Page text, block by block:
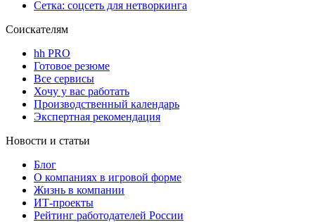
Сетка: соцсеть для нетворкинга
Соискателям
hh PRO
Готовое резюме
Все сервисы
Хочу у вас работать
Производственный календарь
Экспертная рекомендация
Новости и статьи
Блог
О компаниях в игровой форме
Жизнь в компании
ИТ-проекты
Рейтинг работодателей России